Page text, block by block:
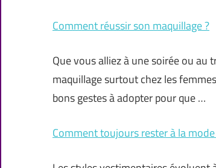
Comment réussir son maquillage ?
Que vous alliez à une soirée ou au
maquillage surtout chez les
bons gestes à adopter pour que …
Comment toujours rester à la